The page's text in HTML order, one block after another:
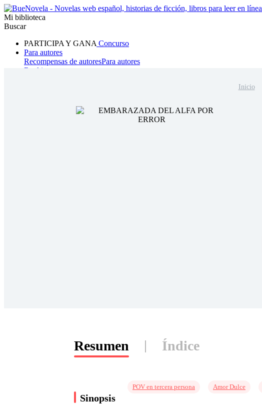
Mi biblioteca
Buscar
PARTICIPA Y GANA Concurso
Para autores
Recompensas de autoresPara autores
Ranking
Hombre lobo MafiaSistemaFantasíaUrbanoLGBTQ+
Inicio
Resumen Índice
Sinopsis
POV en tercera persona Amor Dulce